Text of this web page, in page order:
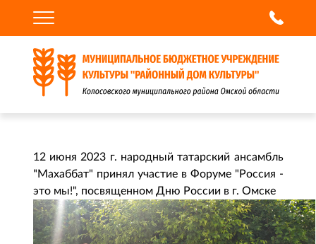
12 июня 2023 г. народный татарский ансамбль
"Махаббат" принял участие в Форуме "Россия -
это мы!", посвященном Дню России в г. Омске